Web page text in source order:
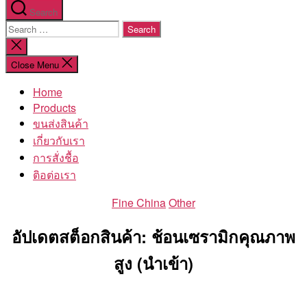
Search
Search
for:
Close
search
Close Menu
Home
Products
ขนส่งสินค้า
เกี่ยวกับเรา
การสั่งชื้อ
ติอต่อเรา
Categories
Fine ChinaOther
อัปเดตสต็อกสินค้า: ช้อนเซรามิกคุณภาพ
สูง (นำเข้า)